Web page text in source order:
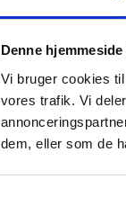
Denne
Vi bruger cookies
vores trafik. Vi
dem, eller som de